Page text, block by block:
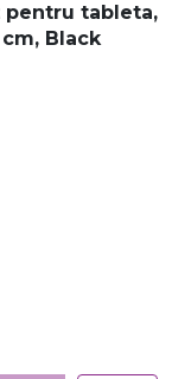
pentru tableta,
Black